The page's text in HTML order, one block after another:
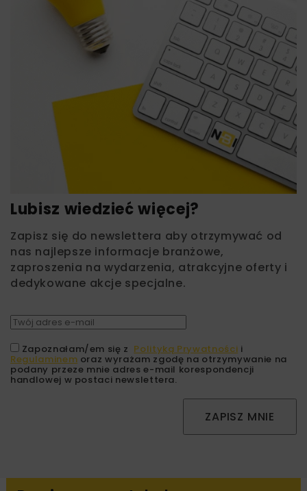
Lubisz wiedzieć więcej?
Zapisz się do newslettera aby otrzymywać od
nas najlepsze informacje branżowe,
zaproszenia na wydarzenia, atrakcyjne oferty i
dedykowane akcje specjalne.
Zapoznałam/em się z Polityką Prywatności i
Regulaminem oraz wyrażam zgodę na otrzymywanie na
podany przeze mnie adres e-mail korespondencji
handlowej w postaci newslettera.
ZAPISZ MNIE